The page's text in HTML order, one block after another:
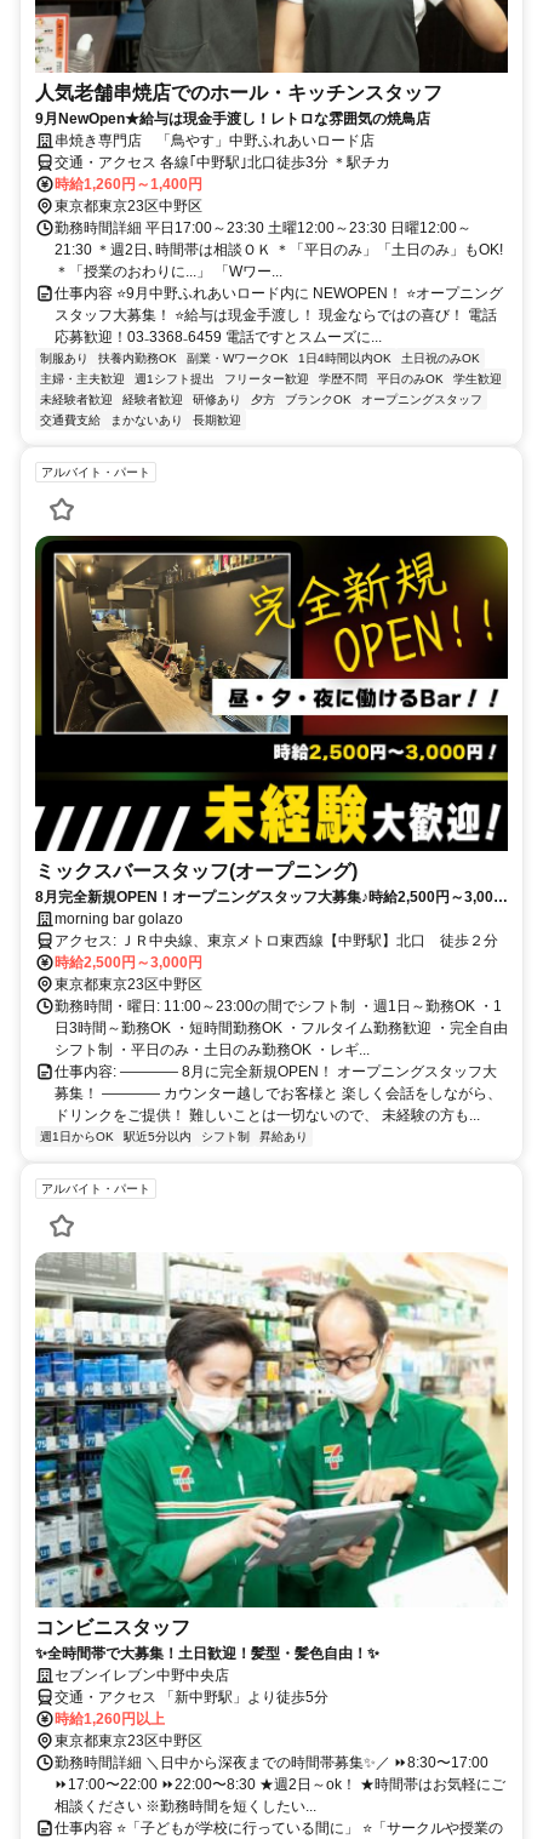
人気老舗串焼店でのホール・キッチンスタッフ
9月NewOpen★給与は現金手渡し！レトロな雰囲気の焼鳥店
串焼き専門店 「鳥やす」中野ふれあいロード店
交通・アクセス 各線｢中野駅｣北口徒歩3分 ＊駅チカ
時給1,260円～1,400円
東京都東京23区中野区
勤務時間詳細 平日17:00～23:30 土曜12:00～23:30 日曜12:00～
21:30 ＊週2日､時間帯は相談ＯＫ ＊「平日のみ」「土日のみ」もOK!
＊「授業のおわりに...」 「Wワー...
仕事内容 ⭐9月中野ふれあいロード内に NEWOPEN！ ⭐オープニング
スタッフ大募集！ ⭐給与は現金手渡し！ 現金ならではの喜び！ 電話
応募歓迎！03₋3368₋6459 電話ですとスムーズに...
制服あり 扶養内勤務OK 副業・WワークOK 1日4時間以内OK
土日祝のみOK
主婦・主夫歓迎
週1シフト提出 フリーター歓迎 学歴不問 平日のみOK
学生歓迎
未経験者歓迎
経験者歓迎 研修あり 夕方 ブランクOK
オープニングスタッフ
交通費支給
まかないあり 長期歓迎
アルバイト・パート
ミックスバースタッフ(オープニング)
8月完全新規OPEN！オープニングスタッフ大募集♪時給2,500円～3,000
円＆全額日払いOK！週1日・1日3時間～勤務OK◎
morning bar golazo
アクセス: ＪＲ中央線、東京メトロ東西線【中野駅】北口 徒歩２分
時給2,500円～3,000円
東京都東京23区中野区
勤務時間・曜日: 11:00～23:00の間でシフト制 ・週1日～勤務OK ・1
日3時間～勤務OK ・短時間勤務OK ・フルタイム勤務歓迎 ・完全自由
シフト制 ・平日のみ・土日のみ勤務OK ・レギ...
仕事内容: ―――― 8月に完全新規OPEN！ オープニングスタッフ大
募集！ ―――― カウンター越しでお客様と 楽しく会話をしながら、
ドリンクをご提供！ 難しいことは一切ないので、 未経験の方も...
週1日からOK 駅近5分以内 シフト制 昇給あり
アルバイト・パート
コンビニスタッフ
✨全時間帯で大募集！土日歓迎！髪型・髪色自由！✨
セブンイレブン中野中央店
交通・アクセス 「新中野駅」より徒歩5分
時給1,260円以上
東京都東京23区中野区
勤務時間詳細 ＼日中から深夜までの時間帯募集✨／ ⏩8:30〜17:00
⏩17:00〜22:00 ⏩22:00〜8:30 ★週2日～ok！ ★時間帯はお気軽にご
相談ください ※勤務時間を短くしたい...
仕事内容 ⭐️「子どもが学校に行っている間に」 ⭐「サークルや授業の